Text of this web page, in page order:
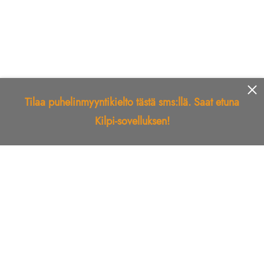
Tilaa puhelinmyyntikielto tästä sms:llä. Saat etuna
Kilpi-sovelluksen!